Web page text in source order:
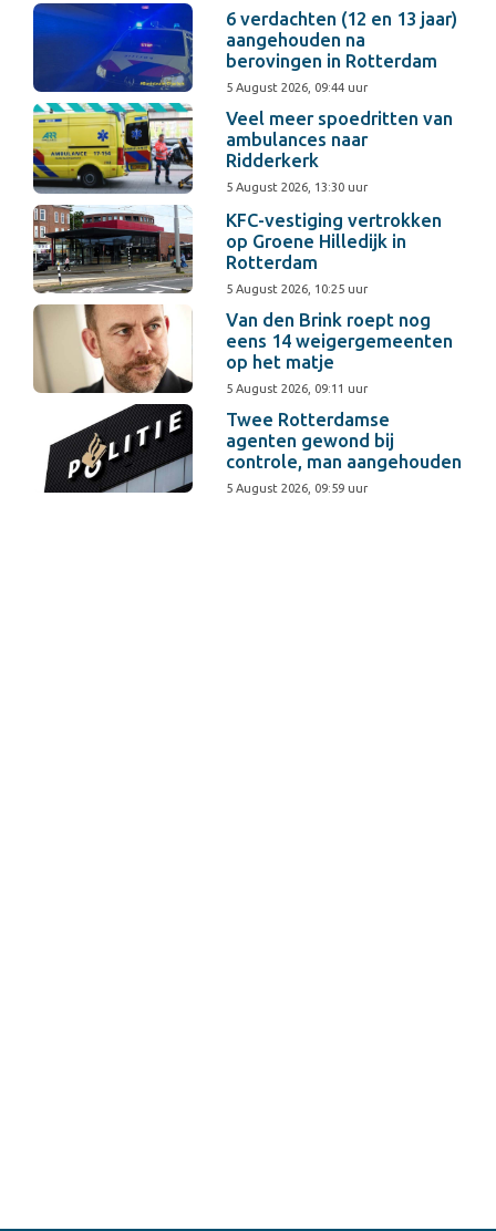
6 verdachten (12 en 13 jaar)
aangehouden na
berovingen in Rotterdam
5 August 2026, 09:44 uur
Veel meer spoedritten van
ambulances naar
Ridderkerk
5 August 2026, 13:30 uur
KFC-vestiging vertrokken
op Groene Hilledijk in
Rotterdam
5 August 2026, 10:25 uur
Van den Brink roept nog
eens 14 weigergemeenten
op het matje
5 August 2026, 09:11 uur
Twee Rotterdamse
agenten gewond bij
controle, man aangehouden
5 August 2026, 09:59 uur